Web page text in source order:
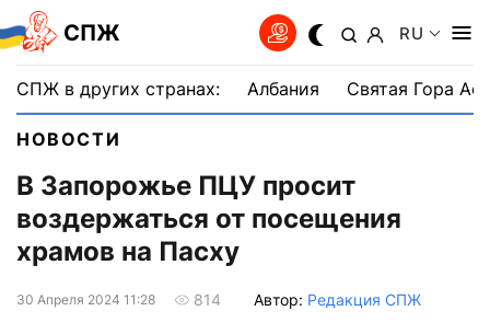
СПЖ RU
СПЖ в других странах: Албания Святая Гора
НОВОСТИ
В Запорожье ПЦУ просит
воздержаться от посещения
храмов на Пасху
30 Апреля 2024 11:28 814 Автор: Редакция СПЖ